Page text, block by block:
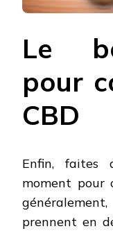
Le
pour
CBD
Enfin, faites
moment pour
prennent en